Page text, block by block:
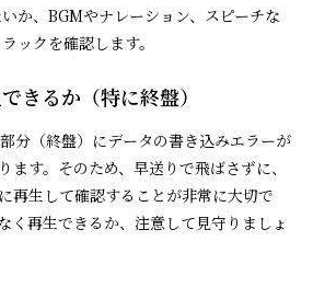
か、BGMやナレーション、スピーチな
ックを確認します。
きるか（特に終盤）
分（終盤）にデータの書き込みエラーが
ます。そのため、早送りで飛ばさずに、
再生して確認することが非常に大切で
く再生できるか、注意して見守りましょ